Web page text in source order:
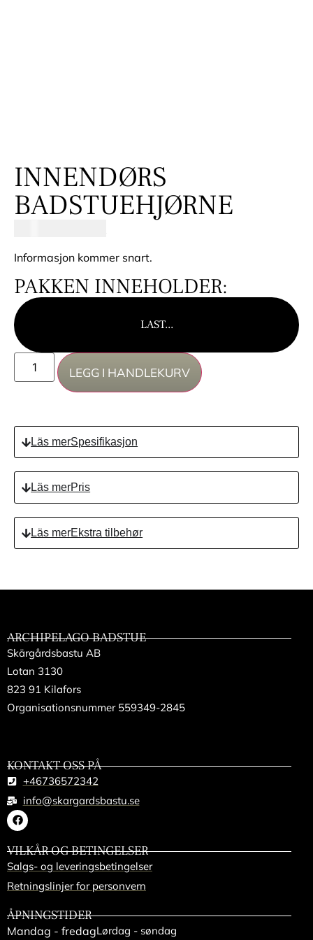
INNENDØRS
BADSTUEHJØRNE
Informasjon kommer snart.
PAKKEN INNEHOLDER:
LAST...
LEGG I HANDLEKURV
Spesifikasjon
Pris
Ekstra tilbehør
ARCHIPELAGO BADSTUE
Skärgårdsbastu AB
Lotan 3130
823 91 Kilafors
Organisationsnummer 559349-2845
KONTAKT OSS PÅ
+46736572342
info@skargardsbastu.se
VILKÅR OG BETINGELSER
Salgs- og leveringsbetingelser
Retningslinjer for personvern
ÅPNINGSTIDER
Mandag - fredagLørdag - søndag